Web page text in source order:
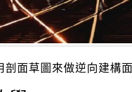
剖面草圖來做逆向建構